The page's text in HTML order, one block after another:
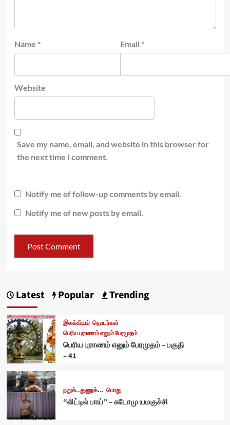
Name * Email *
Website
Save my name, email, and website in this browser for
the next time I comment.
Notify me of follow-up comments by email.
Notify me of new posts by email.
Latest Popular Trending
இலக்கியம் தொடர்கள்
பெரிய புராணம் எனும் பேரமுதம்
பெரிய புராணம் எனும் பேரமுதம் – பகுதி
– 41
நறுக்..துணுக்... பொது
“லிட்டில் பாய்” – சுடோமு யமகுச்சி